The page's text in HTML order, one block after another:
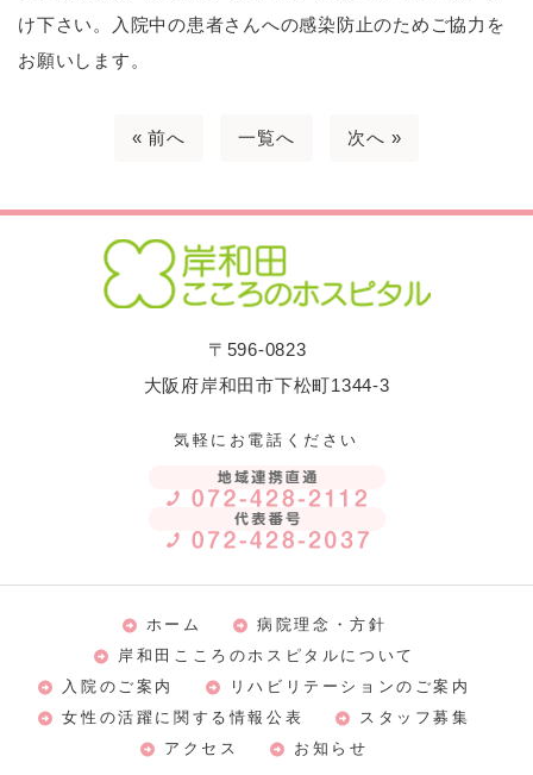
け下さい。入院中の患者さんへの感染防止のためご協力を
お願いします。
« 前へ 一覧へ 次へ »
〒596-0823
大阪府岸和田市下松町1344-3
気軽にお電話ください
ホーム
病院理念・方針
岸和田こころのホスピタルについて
入院のご案内
リハビリテーションのご案内
女性の活躍に関する情報公表
スタッフ募集
アクセス
お知らせ